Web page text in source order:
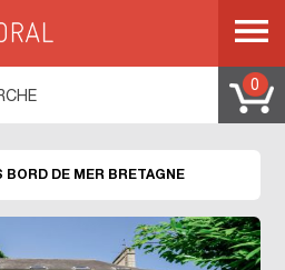
0
BORD DE MER BRETAGNE